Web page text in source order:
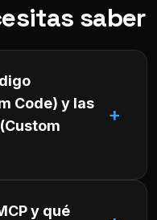
saber
Code) y las
y qué